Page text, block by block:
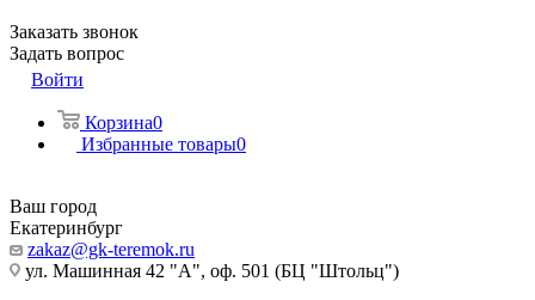
Заказать звонок
Задать вопрос
Войти
Корзина0
Избранные товары0
Ваш город
Екатеринбург
zakaz@gk-teremok.ru
ул. Машинная 42 "А", оф. 501 (БЦ "Штольц")